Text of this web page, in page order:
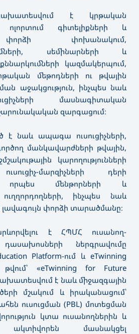
է կրթական
ոլորտում գիտելիքների և
փոխանակում,
սեմինարների և
կազմակերպում,
մեթոդների ու թվային
աջակցություն, ինչպես նաև
մասնագիտական
զարգացում։
է նաև ապագա ուսուցիչների,
մանկավարժների թվային,
կարողությունների
մարզիչների դերի
որպես մենթորների և
ինչպես նաև
լավագույն փորձի տարածմանը։
է ՀՊՄՀ ուսանող-
դասախոսների ներգրավումը
Platform-ում և eTwinning
«eTwinning for Future
է նաև միջազգային
մշակում և իրականացում՝
ուսուցման (PBL) մոտեցման
կտա ուսանողներին և
ակտիվորեն մասնակցել